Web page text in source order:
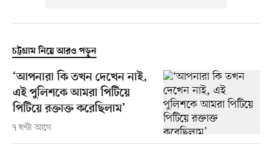
চট্টগ্রাম নিয়ে আরও পড়ুন
‘আপনারা কি তখন দেখেন নাই,
এই পুলিশকে আমরা পিটিয়ে
পিটিয়ে রক্তাক্ত করেছিলাম’
৭ ঘণ্টা আগে